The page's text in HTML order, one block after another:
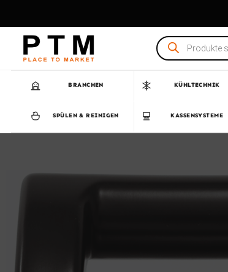
springen
Products
search
BRANCHEN KÜHLTECHNIK
SPÜLEN & REINIGEN KASSENSYSTEME